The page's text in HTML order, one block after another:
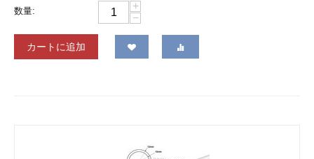
数量:
+
−
カートに追加